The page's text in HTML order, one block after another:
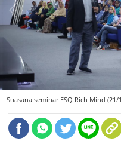
Suasana seminar ESQ Rich Mind (21/